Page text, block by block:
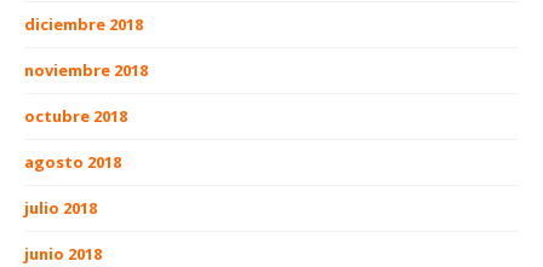
diciembre 2018
noviembre 2018
octubre 2018
agosto 2018
julio 2018
junio 2018